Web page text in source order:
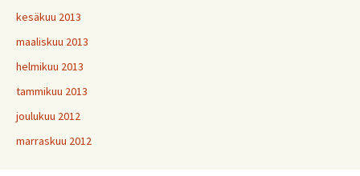
kesäkuu 2013
maaliskuu 2013
helmikuu 2013
tammikuu 2013
joulukuu 2012
marraskuu 2012